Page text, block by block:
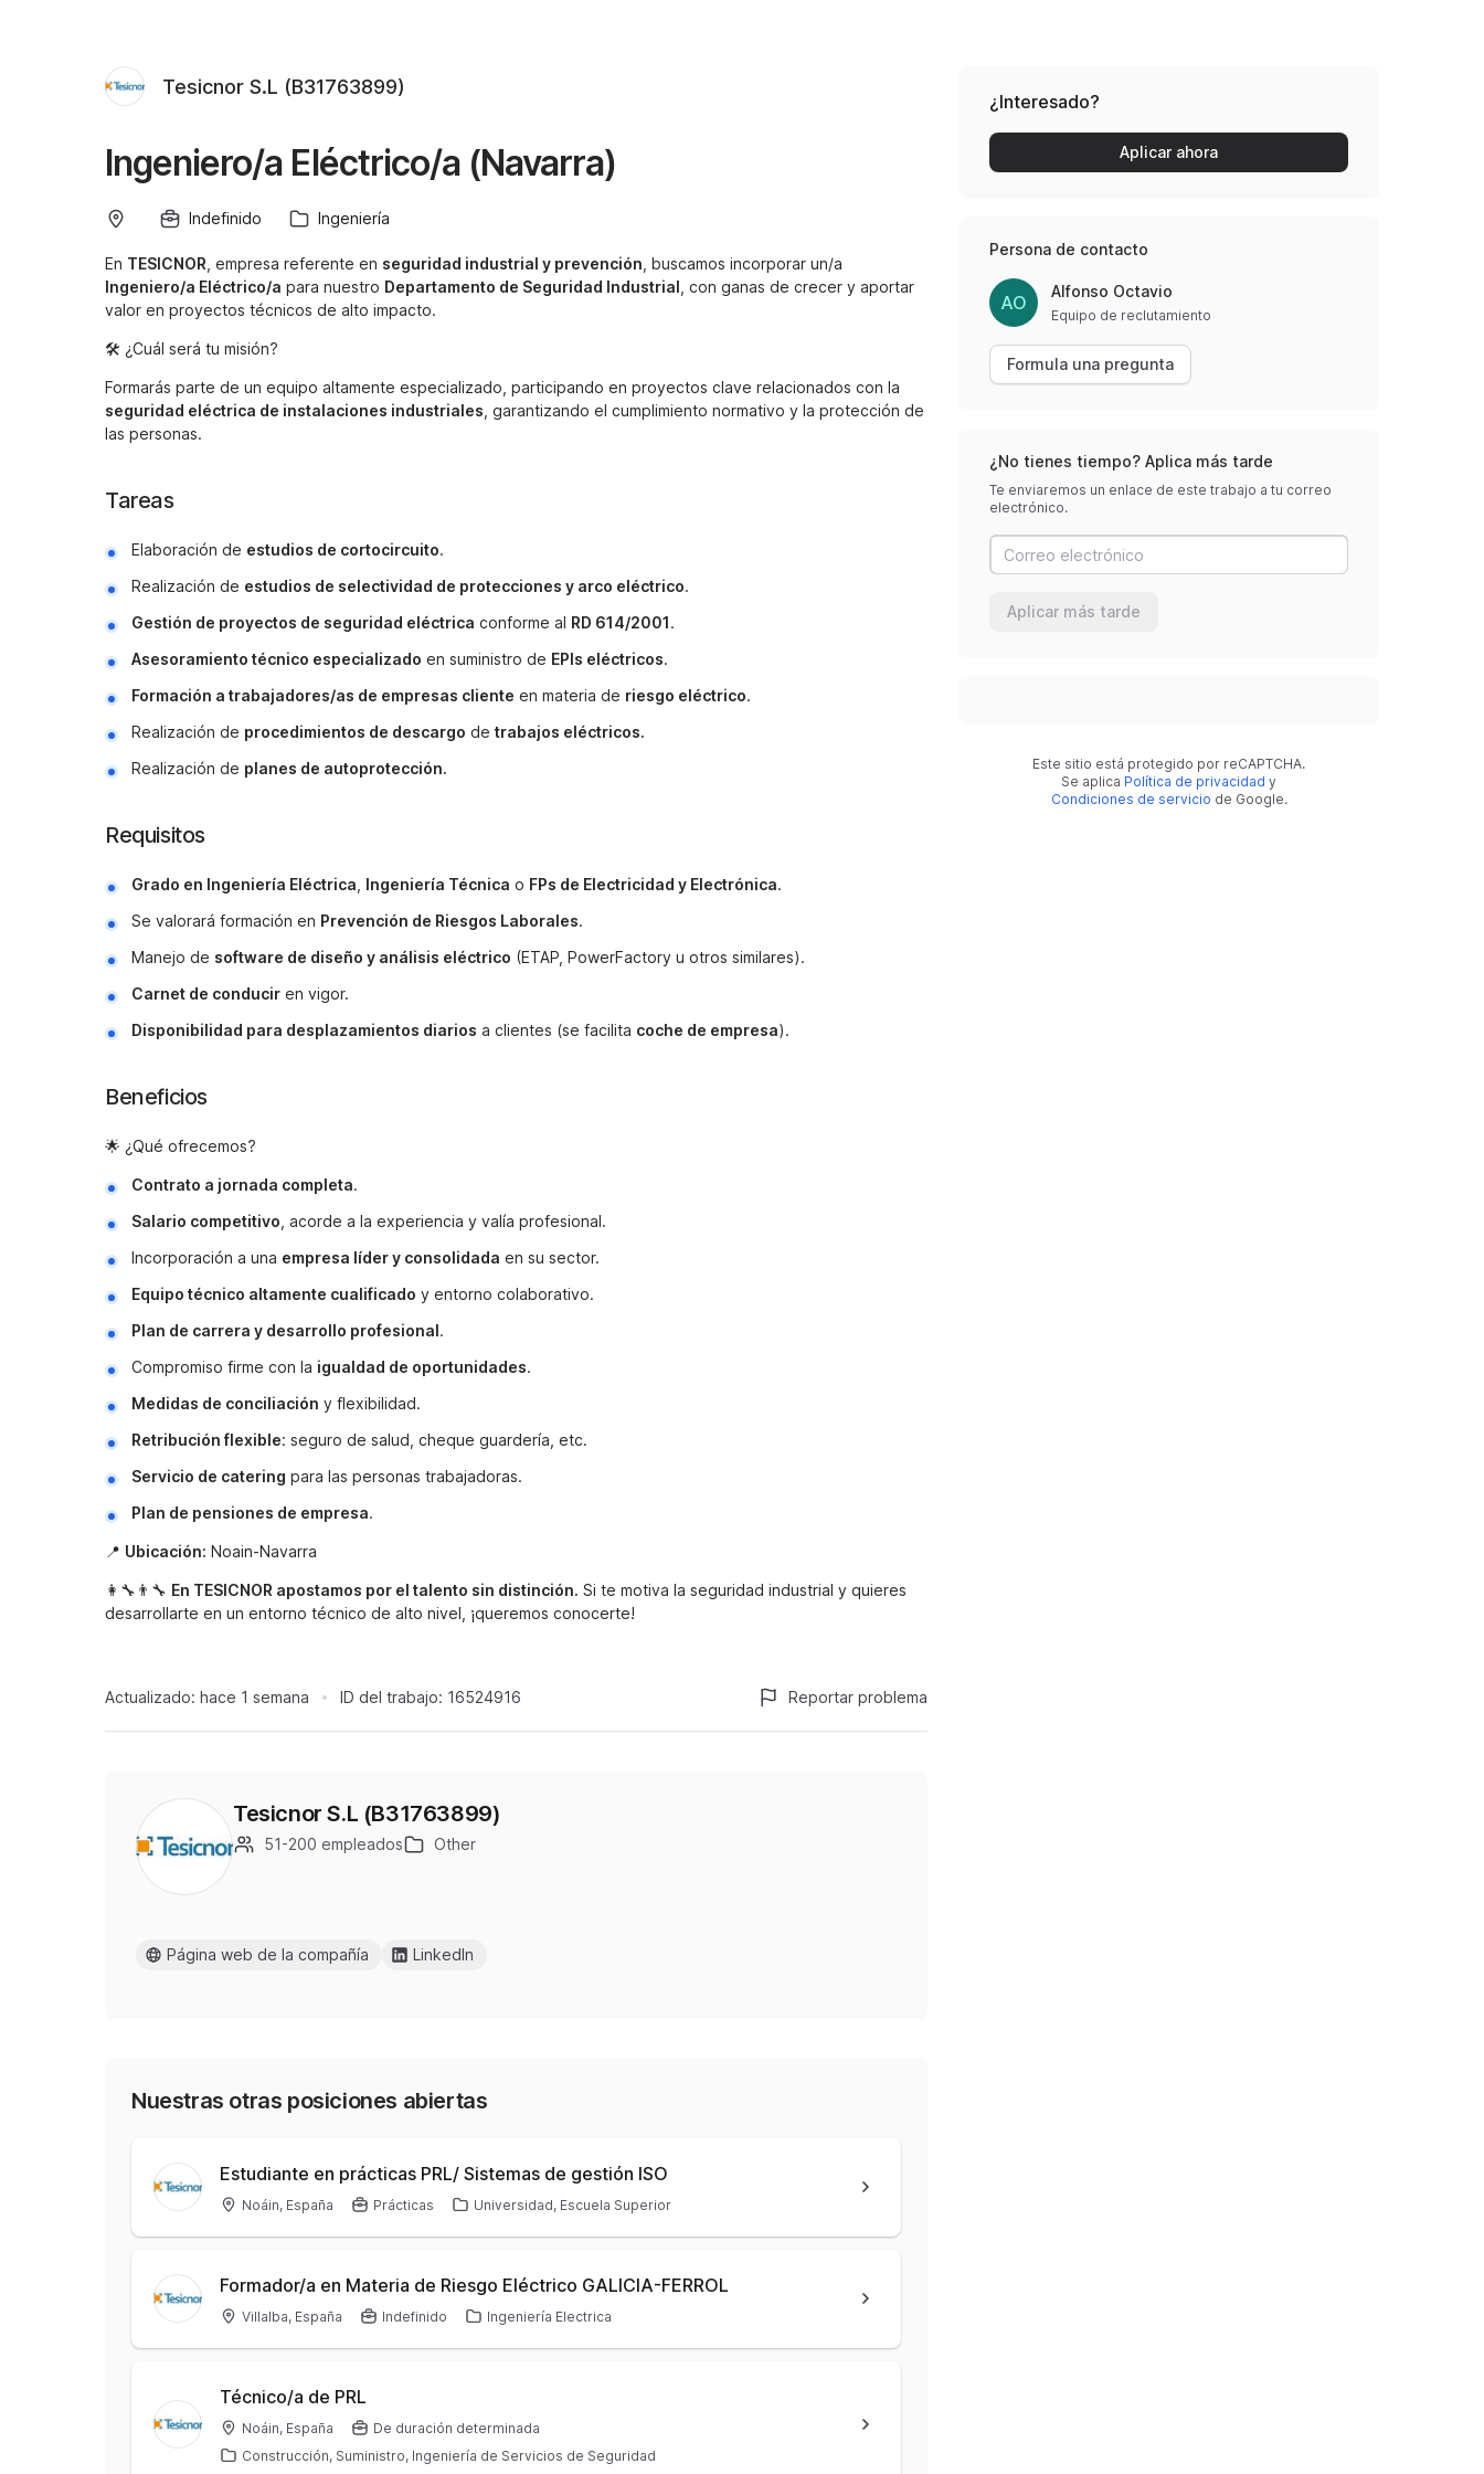
Tesicnor S.L (B31763899)
Ingeniero/a Eléctrico/a (Navarra)
Indefinido Ingeniería
En TESICNOR , empresa referente en seguridad industrial y prevención , buscamos incorporar un/a
Ingeniero/a Eléctrico/a para nuestro Departamento de Seguridad Industrial , con ganas de crecer y aportar
valor en proyectos técnicos de alto impacto.
🛠️ ¿Cuál será tu misión?
Formarás parte de un equipo altamente especializado, participando en proyectos clave relacionados con la
seguridad eléctrica de instalaciones industriales , garantizando el cumplimiento normativo y la protección de
las personas.
Tareas
Elaboración de estudios de cortocircuito.
Realización de estudios de selectividad de protecciones y arco eléctrico.
Gestión de proyectos de seguridad eléctrica conforme al RD 614/2001.
Asesoramiento técnico especializado en suministro de EPIs eléctricos.
Formación a trabajadores/as de empresas cliente en materia de riesgo eléctrico.
Realización de procedimientos de descargo de trabajos eléctricos.
Realización de planes de autoprotección.
Requisitos
Grado en Ingeniería Eléctrica Ingeniería Técnica o FPs de Electricidad y Electrónica.
Se valorará formación en Prevención de Riesgos Laborales.
Manejo de software de diseño y análisis eléctrico (ETAP, PowerFactory u otros similares).
Carnet de conducir en vigor.
Disponibilidad para desplazamientos diarios a clientes (se facilita coche de empresa).
Beneficios
🌟 ¿Qué ofrecemos?
Contrato a jornada completa.
Salario competitivo , acorde a la experiencia y valía profesional.
Incorporación a una empresa líder y consolidada en su sector.
Equipo técnico altamente cualificado y entorno colaborativo.
Plan de carrera y desarrollo profesional.
Compromiso firme con la igualdad de oportunidades.
Medidas de conciliación y flexibilidad.
Retribución flexible: seguro de salud, cheque guardería, etc.
Servicio de catering para las personas trabajadoras.
Plan de pensiones de empresa.
📍 Ubicación: Noain-Navarra
👩‍🔧👨‍🔧 En TESICNOR apostamos por el talento sin distinción. Si te motiva la seguridad industrial y quieres
desarrollarte en un entorno técnico de alto nivel, ¡queremos conocerte!
Actualizado: hace 1 semana ID del trabajo: 16524916 Reportar problema
Tesicnor S.L (B31763899)
51-200 empleados Other
Página web de la compañía LinkedIn
Nuestras otras posiciones abiertas
Estudiante en prácticas PRL/ Sistemas de gestión ISO
Noáin, España Prácticas Universidad, Escuela Superior
Formador/a en Materia de Riesgo Eléctrico GALICIA-FERROL
Villalba, España Indefinido Ingeniería Electrica
Técnico/a de PRL
Noáin, España
De duración determinada
Construcción, Suministro, Ingeniería de Servicios de Seguridad
¿Interesado?
Aplicar ahora
Persona de contacto
AO
Alfonso Octavio
Equipo de reclutamiento
Formula una pregunta
¿No tienes tiempo? Aplica más tarde
Te enviaremos un enlace de este trabajo a tu correo
electrónico.
Aplicar más tarde
Este sitio está protegido por reCAPTCHA.
Se aplica Política de privacidad y
Condiciones de servicio de Google.